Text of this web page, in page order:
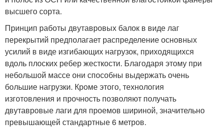
высшего сорта.
Принцип работы двутавровых балок в виде лаг
перекрытий предполагает распределение основных
усилий в виде изгибающих нагрузок, приходящихся
вдоль плоских ребер жесткости. Благодаря этому при
небольшой массе они способны выдержать очень
большие нагрузки. Кроме этого, технология
изготовления и прочность позволяют получать
двутавровые лаги для проемов шириной, значительно
превышающей стандартные 6 метров.